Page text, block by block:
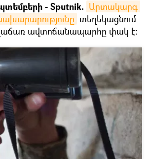
- Sputnik. Արտակարգ
տեղեկացնում
ավտոճանապարհը փակ է։